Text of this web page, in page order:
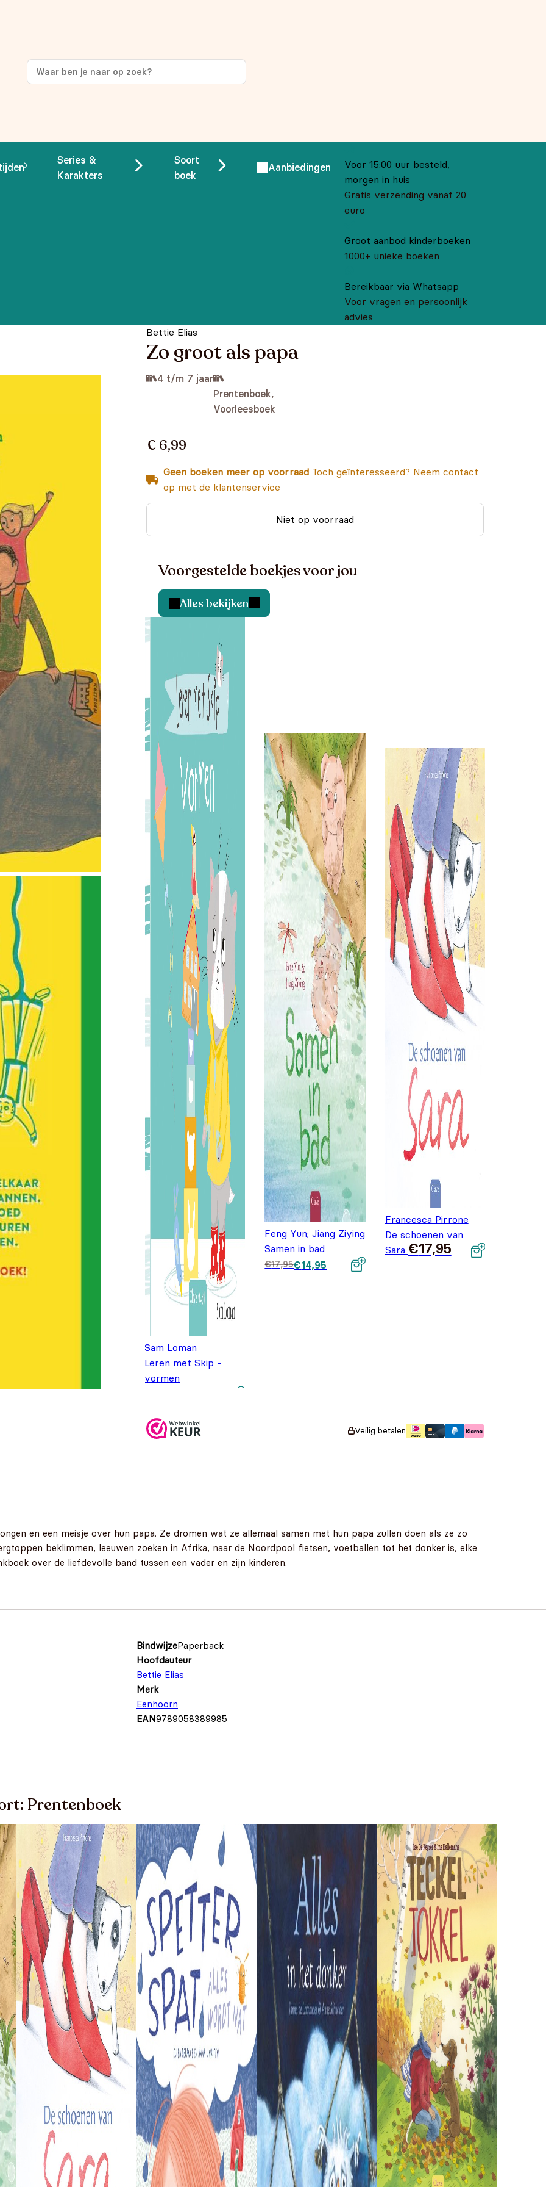
Series &
Karakters
Soort
boek
Aanbiedingen
Voor 15:00 uur besteld,
morgen in huis
Gratis verzending vanaf 20
euro
Groot aanbod kinderboeken
1000+ unieke boeken
Bereikbaar via Whatsapp
Voor vragen en persoonlijk
advies
Bettie Elias
Zo groot als papa
4 t/m 7 jaar
Prentenboek,
Voorleesboek
€ 6,99
Geen boeken meer op voorraad Toch geïnteresseerd? Neem contact
op met de klantenservice
Niet op voorraad
Voorgestelde boekjes voor jou
Alles bekijken
Sam Loman
Leren met Skip -
vormen
€15,95.
Feng Yun; Jiang Ziying
Samen in bad
€17,95
Oorspronkelijke
€14,95
Huidige prijs is:
Francesca Pirrone
De schoenen van
Sara €17,95
Veilig betalen
en een meisje over hun papa. Ze dromen wat ze allemaal samen met hun papa zullen doen als ze zo
beklimmen, leeuwen zoeken in Afrika, naar de Noordpool fietsen, voetballen tot het donker is, elke
over de liefdevolle band tussen een vader en zijn kinderen.
BindwijzePaperback
Hoofdauteur
Bettie Elias
Merk
Eenhoorn
EAN9789058389985
Prentenboek
op je eerste aankoop!